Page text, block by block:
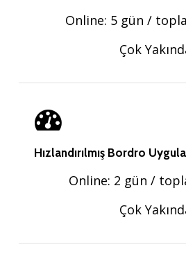
Online: 5 gün /
Çok
Hızlandırılmış Bordro
Online: 2 gün /
Çok